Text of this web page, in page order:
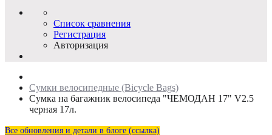
Список сравнения
Регистрация
Авторизация
Сумки велосипедные (Bicycle Bags)
Сумка на багажник велосипеда "ЧЕМОДАН 17" V2.5
черная 17л.
Все обновления и детали в блоге (ссылка)